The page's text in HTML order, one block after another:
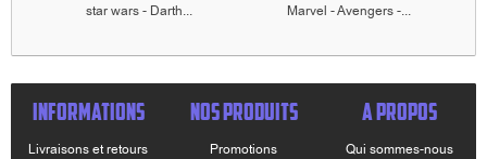
star wars - Darth... Marvel - Avengers -...
INFORMATIONS
Livraisons et retours
NOS PRODUITS
Promotions
A PROPOS
Qui sommes-nous